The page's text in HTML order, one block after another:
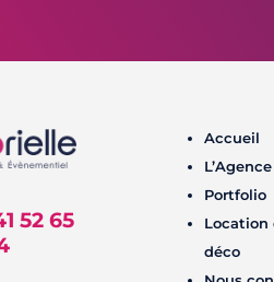
52 65
Accueil
L’Agence
Portfolio
Location
déco